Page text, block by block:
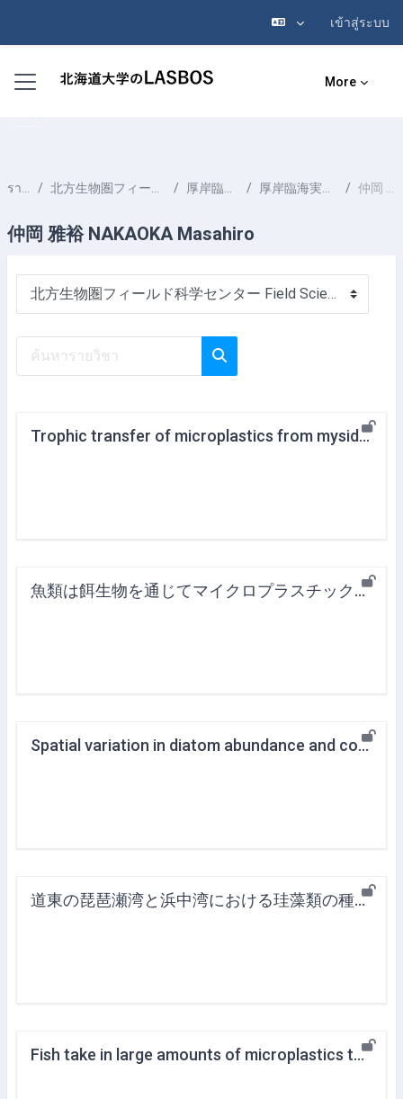
เข้าสู่ระบบ
Side panel More
รายวิชาทั้งหมด 北方生物圏フィールド科学センター Field Science Center for Northern Biosphere 厚岸臨海実験所 Akkeshi Marine Station 厚岸臨海実験所の教員 Faculty at Akkeshi Marine Station 仲岡 雅裕 NAKAOKA Masahiro
仲岡 雅裕 NAKAOKA Masahiro
ประเภทของรายวิชา
ค้นหารายวิชา
Trophic transfer of microplastics from mysids to fish greatly exceeds direct ingestion from the water column
魚類は餌生物を通じてマイクロプラスチックを大量に取り込む ～マイクロプラスチック汚染の食物連鎖を通じた波及効果を解明～
Spatial variation in diatom abundance and composition in Biwase Bay and Hamanaka Bay (Eastern Hokkaido, Japan), with reference to environmental features
道東の琵琶瀬湾と浜中湾における珪藻類の種組成の空間変動
Fish take in large amounts of microplastics through their prey -Uncovering the spillover effects of microplastic pollution through the food chain-